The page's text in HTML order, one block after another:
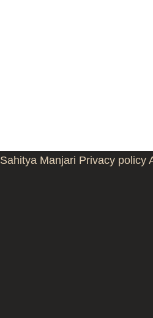
Sahitya Manjari Privacy policy